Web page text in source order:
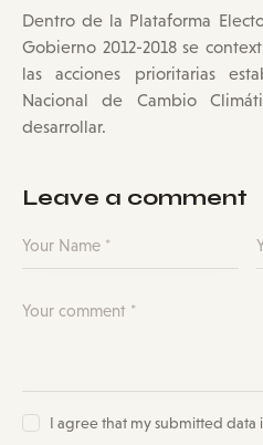
Dentro de la Plataforma
Gobierno 2012-2018 se
las acciones prioritarias
Nacional de Cambio
desarrollar.
Leave a comment
I agree that my submitted